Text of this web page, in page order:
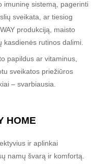
imuninę sistemą, pagerinti
sveikata, ar tiesiog
produkciją, maisto
kasdienės rutinos dalimi.
papildus ar vitaminus,
sveikatos priežiūros
– svarbiausia.
HOME
ir aplinkai
namų švarą ir komfortą.